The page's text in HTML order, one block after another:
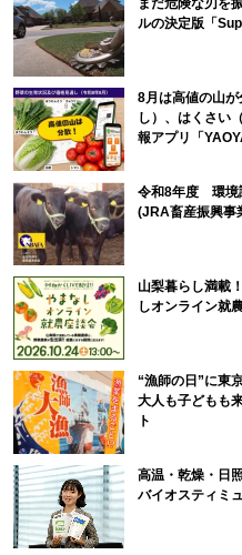
まだ危険な刃を
ルの決定版「
8月は高値の山
し）、はくさい
報アプリ「
令和8年度 環境
(JRA畜産振興事
山梨暮らし満載
しオンライン就
“漁師の日”に東
大人も子どもも
ト
高温・乾燥・日
バイオスティミ